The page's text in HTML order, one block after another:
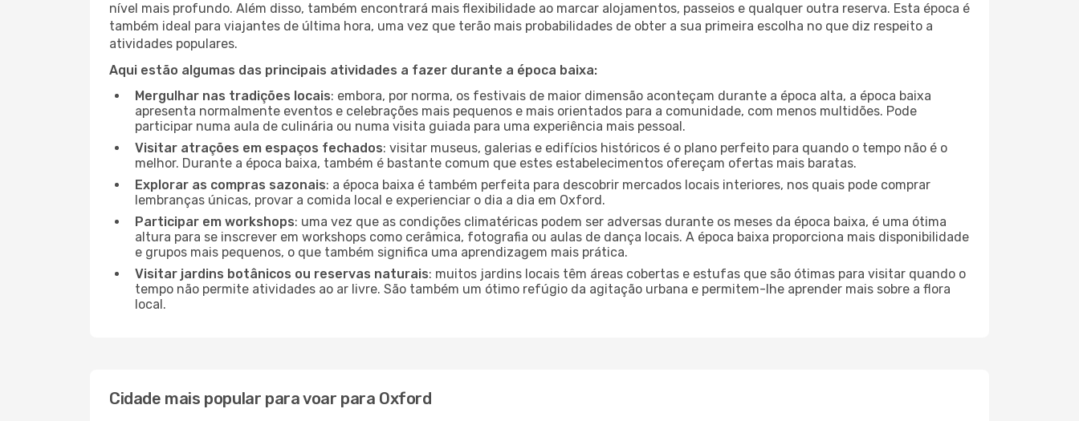
nível mais profundo. Além disso, também encontrará mais flexibilidade ao marcar alojamentos, passeios e qualquer outra reserva. Esta época é
também ideal para viajantes de última hora, uma vez que terão mais probabilidades de obter a sua primeira escolha no que diz respeito a
atividades populares.
Aqui estão algumas das principais atividades a fazer durante a época baixa:
Mergulhar nas tradições locais: embora, por norma, os festivais de maior dimensão aconteçam durante a época alta, a época baixa
apresenta normalmente eventos e celebrações mais pequenos e mais orientados para a comunidade, com menos multidões. Pode
participar numa aula de culinária ou numa visita guiada para uma experiência mais pessoal.
Visitar atrações em espaços fechados: visitar museus, galerias e edifícios históricos é o plano perfeito para quando o tempo não é o
melhor. Durante a época baixa, também é bastante comum que estes estabelecimentos ofereçam ofertas mais baratas.
Explorar as compras sazonais: a época baixa é também perfeita para descobrir mercados locais interiores, nos quais pode comprar
lembranças únicas, provar a comida local e experienciar o dia a dia em Oxford.
Participar em workshops: uma vez que as condições climatéricas podem ser adversas durante os meses da época baixa, é uma ótima
altura para se inscrever em workshops como cerâmica, fotografia ou aulas de dança locais. A época baixa proporciona mais disponibilidade
e grupos mais pequenos, o que também significa uma aprendizagem mais prática.
Visitar jardins botânicos ou reservas naturais: muitos jardins locais têm áreas cobertas e estufas que são ótimas para visitar quando o
tempo não permite atividades ao ar livre. São também um ótimo refúgio da agitação urbana e permitem-lhe aprender mais sobre a flora
local.
Cidade mais popular para voar para Oxford